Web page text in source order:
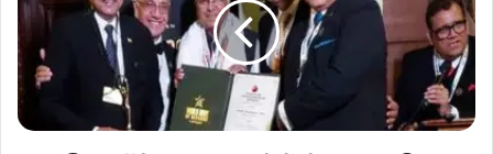
उत्थान
प्रयासों
में
योगदान
का
किया